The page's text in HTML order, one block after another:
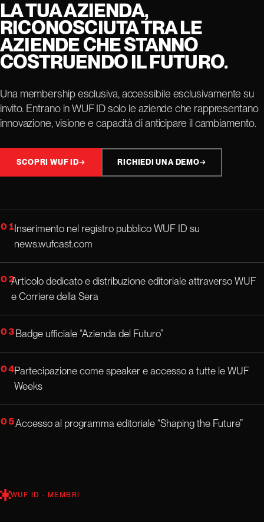
LA TUA AZIENDA,
RICONOSCIUTA TRA LE
AZIENDE CHE STANNO
COSTRUENDO IL FUTURO.
Una membership esclusiva, accessibile esclusivamente su
invito. Entrano in WUF ID solo le aziende che rappresentano
innovazione, visione e capacità di anticipare il cambiamento.
SCOPRI WUF ID→ RICHIEDI UNA DEMO→
01Inserimento nel registro pubblico WUF ID su
news.wufcast.com
02Articolo dedicato e distribuzione editoriale attraverso WUF
e Corriere della Sera
03Badge ufficiale “Azienda del Futuro”
04Partecipazione come speaker e accesso a tutte le WUF
Weeks
05Accesso al programma editoriale “Shaping the Future”
WUF ID · MEMBRI